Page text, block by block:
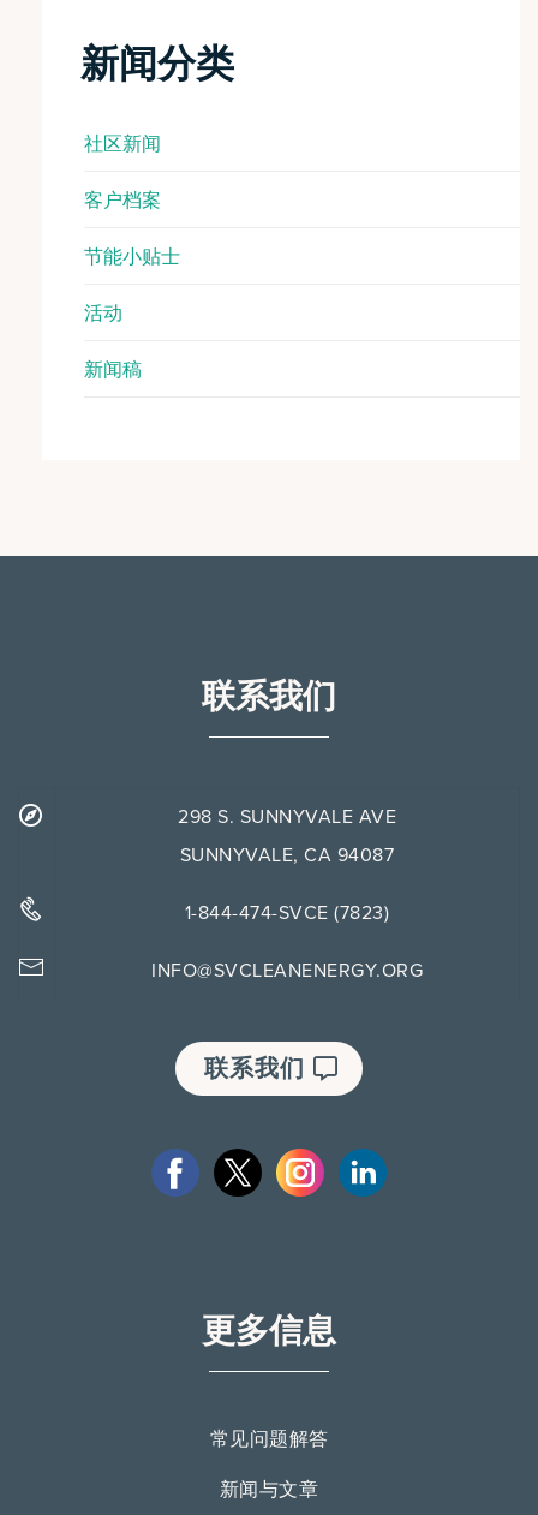
新闻分类
社区新闻
客户档案
节能小贴士
活动
新闻稿
联系我们
298 S. SUNNYVALE AVE
SUNNYVALE, CA 94087
1-844-474-SVCE (7823)
INFO@SVCLEANENERGY.ORG
联系我们
更多信息
常见问题解答
新闻与文章